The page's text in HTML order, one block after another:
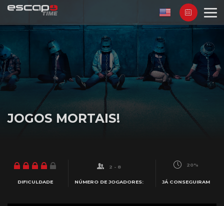
JOGOS MORTAIS!
DIFICULDADE
2 - 8
NÚMERO DE JOGADORES:
20%
JÁ CONSEGUIRAM